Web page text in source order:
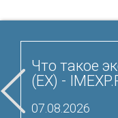
Что такое
(EX) -
07.08.2026